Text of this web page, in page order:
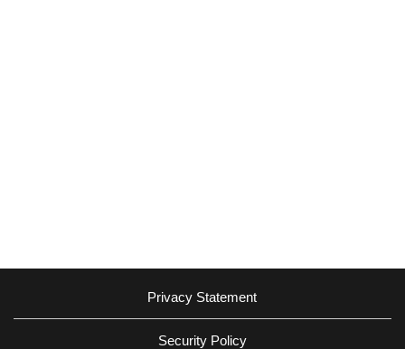
Privacy Statement
Security Policy